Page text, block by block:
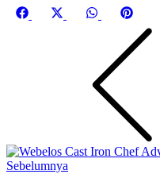
Share
Share
Share
WhatsApp
on
Sebelumnya